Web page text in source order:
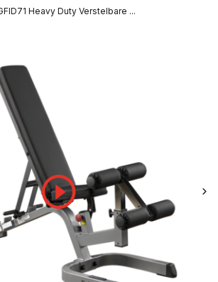
Heavy Duty Verstelbare ...